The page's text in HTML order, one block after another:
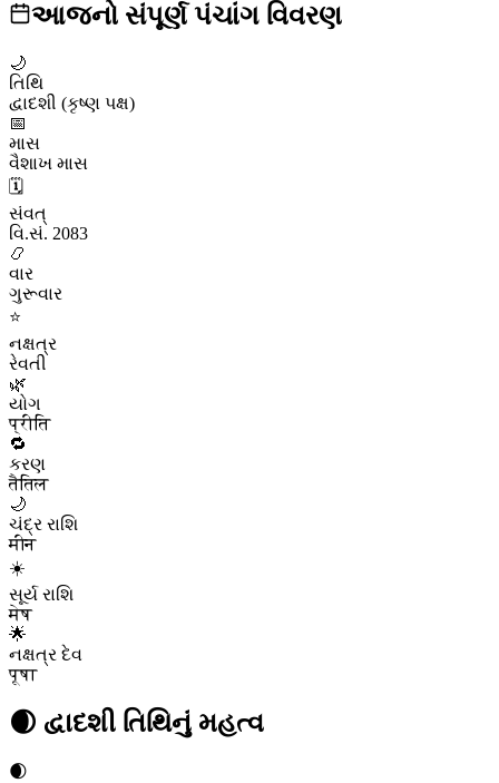
આજનો સંપૂર્ણ પંચાંગ વિવરણ
🌙
તિથિ
દ્વાદશી (કૃષ્ણ પક્ષ)
📅
માસ
વૈશાખ માસ
🗓️
સંવત્
વિ.સં. 2083
📿
વાર
ગુરૂવાર
⭐
નક્ષત્ર
રેવતી
🌿
યોગ
प्रीति
🔁
કરણ
तैतिल
🌙
ચંદ્ર રાશિ
मीन
☀️
સૂર્ય રાશિ
मेष
🌟
નક્ષત્ર દેવ
पूषा
🌒 દ્વાદશી તિથિનું મહત્વ
🌒